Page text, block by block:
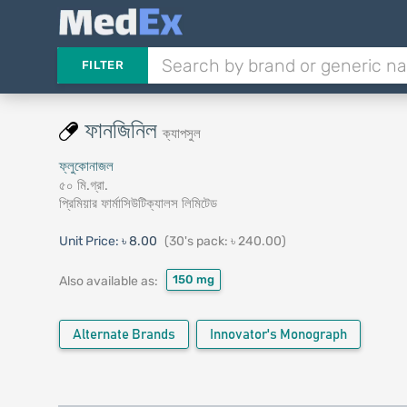
FILTER
ফানজিনিলক্যাপসুল
ফ্লুকোনাজল
৫০ মি.গ্রা.
প্রিমিয়ার ফার্মাসিউটিক্যালস লিমিটেড
Unit Price: ৳ 8.00 (30's pack: ৳ 240.00)
Also available as: 150 mg
Alternate Brands Innovator's Monograph